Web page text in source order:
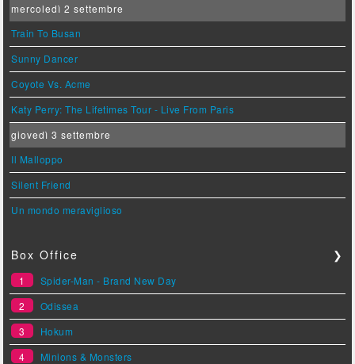
mercoledì 2 settembre
Train To Busan
Sunny Dancer
Coyote Vs. Acme
Katy Perry: The Lifetimes Tour - Live From Paris
giovedì 3 settembre
Il Malloppo
Silent Friend
Un mondo meraviglioso
Box Office ❯
1
Spider-Man - Brand New Day
2
Odissea
3
Hokum
4
Minions & Monsters